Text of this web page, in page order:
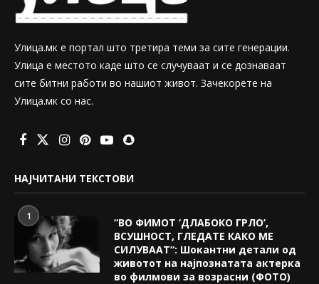
Улица.мк е портал што третира теми за сите генерации.
Улица е местото каде што се случуваат и се дознаваат
сите битни работи во нашиот живот. Зачекорете на
Улица.мк со нас.
НАЈЧИТАНИ ТЕКСТОВИ
1
“ВО ФИМОТ ‘ДЛАБОКО ГРЛО’,
ВСУШНОСТ, ГЛЕДАТЕ КАКО МЕ
СИЛУВААТ“: Шокантни детали од
животот на најпознатата актерка
во филмови за возрасни (ФОТО)